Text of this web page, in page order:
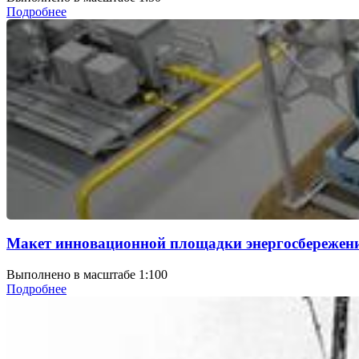
Подробнее
Макет инновационной площадки
Выполнено в масштабе 1:100
Подробнее